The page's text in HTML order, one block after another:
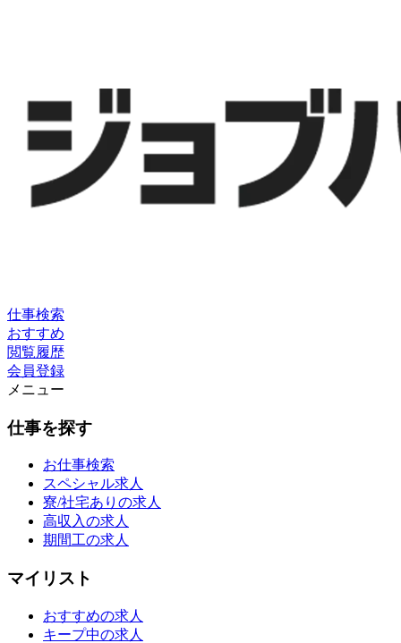
仕事検索
おすすめ
閲覧履歴
会員登録
メニュー
仕事を探す
お仕事検索
スペシャル求人
寮/社宅ありの求人
高収入の求人
期間工の求人
マイリスト
おすすめの求人
キープ中の求人